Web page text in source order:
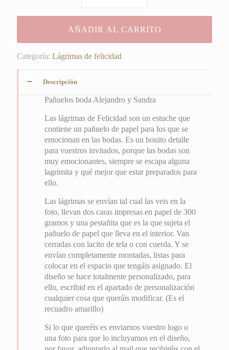
y
Sandra
AÑADIR AL CARRITO
Categoría: Lágrimas de felicidad
Descripción
Pañuelos boda Alejandro y Sandra
Las lágrimas de Felicidad son un estuche que
contiene un pañuelo de papel para los que se
emocionan en las bodas. Es un bonito detalle
para vuestros invitados, porque las bodas son
muy emocionantes, siempre se escapa alguna
lagrimita y qué mejor que estar preparados para
ello.
Las lágrimas se envían tal cual las veis en la
foto, llevan dos caras impresas en papel de 300
gramos y una pestañita que es la que sujeta el
pañuelo de papel que lleva en el interior. Van
cerradas con lacito de tela o con cuerda. Y se
envían completamente montadas, listas para
colocar en el espacio que tengáis asignado. El
diseño se hace totalmente personalizado, para
ello, escribid en el apartado de personalización
cualquier cosa que queráis modificar. (Es el
recuadro amarillo)
Si lo que queréis es enviarnos vuestro logo o
una foto para que lo incluyamos en el diseño,